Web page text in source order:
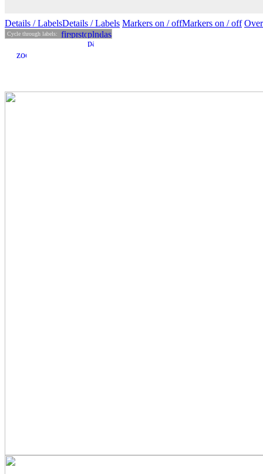
Details / LabelsDetails /Labels Markers on /offMarkers on / off
Cycle through labels: